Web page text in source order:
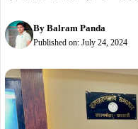
By Balram Panda
Published on: July 24, 2024